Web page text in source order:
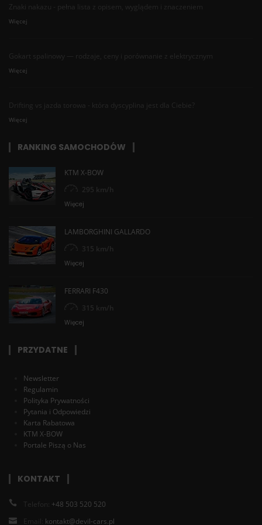
Znaki nakazu - pełna lista z opisem, wyglądem i znaczeniem
Więcej
Gokart spalinowy — rodzaje, ceny i porównanie z elektrycznym
Więcej
Drifting vs jazda torowa - która dyscyplina jest dla Ciebie?
Więcej
RANKING SAMOCHODÓW
KTM X-BOW
295 km/h
Więcej
LAMBORGHINI GALLARDO
315 km/h
Więcej
FERRARI F430
315 km/h
Więcej
PRZYDATNE
Newsletter
Regulamin
Polityka Prywatności
Pytania i Odpowiedzi
Karta Rabatowa
KTM X-BOW
Portale Piszą o Nas
KONTAKT
Telefon: +48 503 520 520
Email: kontakt@devil-cars.pl